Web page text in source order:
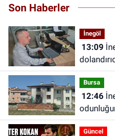
Son Haberler
İnegöl
13:09
“Askıda”
Bursa
12:46İnegöl’de 3 katlı binanın
Güncel